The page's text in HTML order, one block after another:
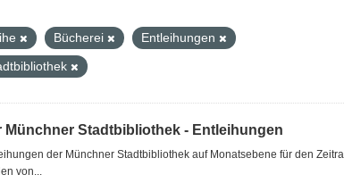
Bücherei
Entleihungen
Stadtbibliothek - Entleihungen
der Münchner Stadtbibliothek auf Monatsebene für den
von...